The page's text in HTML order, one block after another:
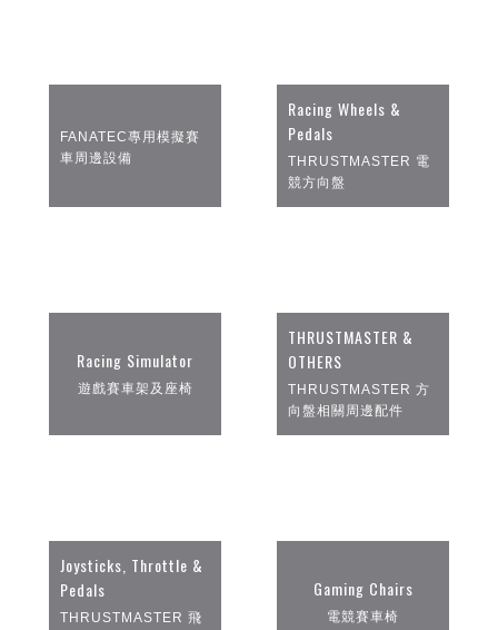
FANATEC專用模擬賽
車周邊設備
Racing Wheels &
Pedals
THRUSTMASTER 電
競方向盤
Racing Simulator
遊戲賽車架及座椅
THRUSTMASTER &
OTHERS
THRUSTMASTER 方
向盤相關周邊配件
Joysticks, Throttle &
Pedals
THRUSTMASTER 飛
Gaming Chairs
電競賽車椅